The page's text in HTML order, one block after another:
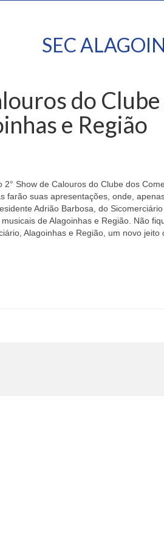
SEC
do
e Região
Show de Calouros do Clube dos
farão suas apresentações, onde,
Adrião Barbosa, do
de Alagoinhas e Região. Não
Alagoinhas e Região, um novo jeito